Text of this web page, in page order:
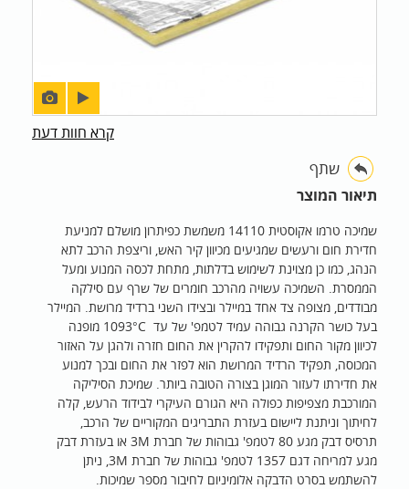
קרא חוות דעת
שתף
תיאור המוצר
שמיכה טרמו אקוסטית 14110 משמשת כפיתרון מושלם למניעת
חדירת חום ורעשים שמגיעים מכיוון קיר האש, וריצפת הרכב לתא
הנהג, כמו כן מצוינת לשימוש בדלתות, מתחת לכסה המנוע ומעל
הממסרת. השמיכה עשויה מהרכב חומרים של שרף עם סילקה
מבודדים, מצופה צד אחד במיילר ובצידו השני ברדיד מרושת. המיילר
בעל כושר הקרנה גבוהה עמיד לטמפ' של עד 1093°C מופנה
לכיוון מקור החום ותפקידו להקרין את החום חזרה ולהגן על האזור
המכוסה, תפקיד הרדיד המרושת הוא לפזר את החום ובכך למנוע
את חדירתו לעזור המוגן בצורה הטובה ביותר. שמיכת הסיליקה
המורכבת מצפיפות כפולה היא הגורם העיקרי לבידוד הרעש, קלה
לחיתוך וניתנת ליישום בעזרת התבריגים המקוריים של הרכב,
תרסיס דבק מגע 80 לטמפ' גבוהות של חברת 3M או בעזרת דבק
מגע למריחה דגם 1357 לטמפ' גבוהות של חברת 3M, ניתן
להשתמש בסרט הדבקה אלומיניום לחיבור מספר שמיכות.